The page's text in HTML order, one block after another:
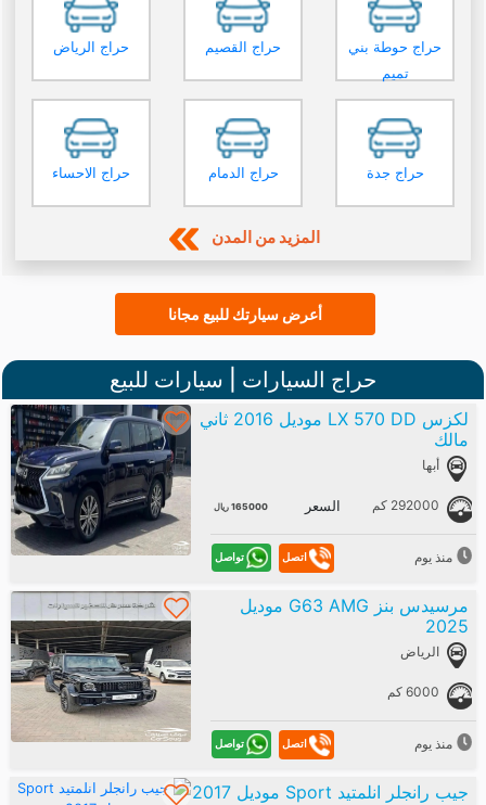
حراج حوطة بني
تميم
حراج القصيم حراج الرياض
حراج جدة حراج الدمام حراج الاحساء
المزيد من المدن
أعرض سيارتك للبيع مجانا
حراج السيارات | سيارات للبيع
لكزس LX 570 DD موديل 2016 ثاني
مالك
أبها
292000 كم السعر 165000 ريال
منذ يوم اتصل تواصل
مرسيدس بنز G63 AMG موديل
2025
الرياض
6000 كم
منذ يوم اتصل تواصل
جيب رانجلر انلمتيد Sport موديل 2017